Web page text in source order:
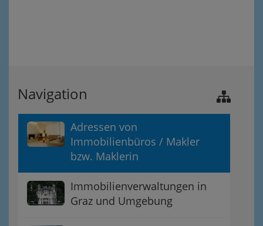
Navigation
Adressen von
Immobilienbüros / Makler
bzw. Maklerin
Immobilienverwaltungen in
Graz und Umgebung